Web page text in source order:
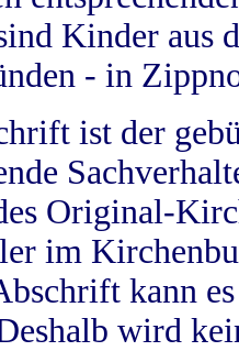
Kinder aus
- in
ist der
Original-
im
kann
wird